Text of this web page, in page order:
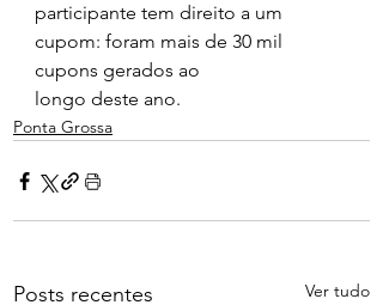
participante tem direito a um
cupom: foram mais de 30 mil
cupons gerados ao
longo deste ano.
Ponta Grossa
Posts recentes Ver tudo